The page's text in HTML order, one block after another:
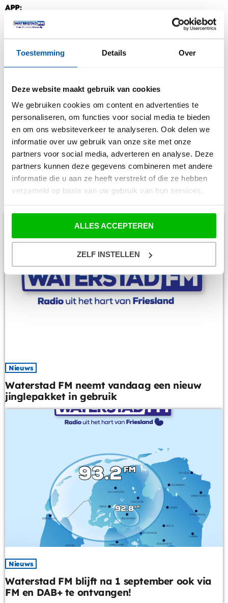
Toestemming Details Over
Deze website maakt gebruik van cookies
We gebruiken cookies om content en advertenties te
personaliseren, om functies voor social media te bieden
en om ons websiteverkeer te analyseren. Ook delen we
informatie over uw gebruik van onze site met onze
partners voor social media, adverteren en analyse. Deze
partners kunnen deze gegevens combineren met andere
informatie die u aan ze heeft verstrekt of die ze hebben
verzameld op basis van uw gebruik van hun services.
ALLES ACCEPTEREN
ZELF INSTELLEN
APP:
De Waterstad FM app is voor Android en Apple te downloaden, via de
app kun je ook
direct luisteren.
Lukt het niet om via de bovenstaande manieren Waterstad FM te
contact op met onze technische afdeling. Bereikbaar via e-mail
techniek@waterstadfm.nl
Soortgelijke berichten
Nieuws
Waterstad FM neemt vandaag een nieuw
jinglepakket in gebruik
Nieuws
Waterstad FM blijft na 1 september ook via
FM en DAB+ te ontvangen!